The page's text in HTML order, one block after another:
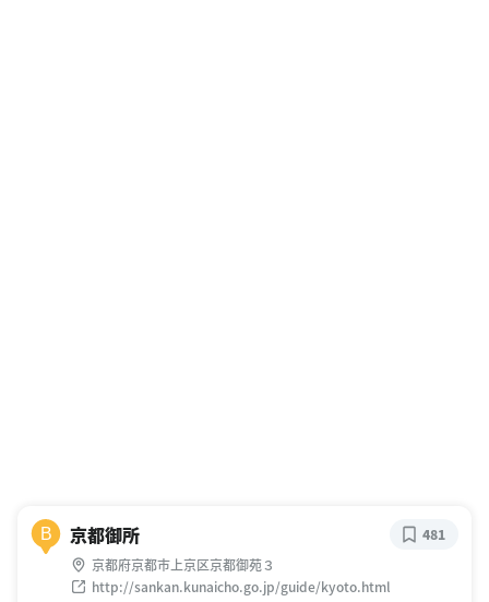
B 京都御所
京都府京都市上京区京都御苑３
http://sankan.kunaicho.go.jp/guide/kyoto.html
481